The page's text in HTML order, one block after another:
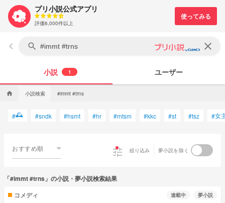
プリ小説公式アプリ
評価6,000件以上
keyboard_arrow_left search clear
小説 1 ユーザー
home 小説検索 #immt #trns
#🕰 #sndk #hsmt #hr #mtsm #kkc #st #tsz #女
おすすめ順 tune 絞り込み 夢小説を除く
「#immt #trns」の小説・夢小説検索結果
コメディ
連載中 夢小説